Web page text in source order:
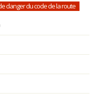
danger du code de la route